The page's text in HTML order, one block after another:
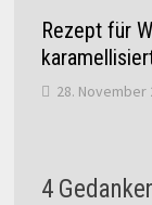
Rezept für
28. November
4